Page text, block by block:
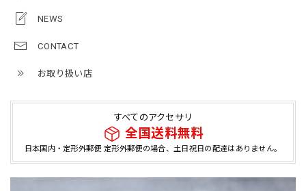
NEWS
CONTACT
お取り扱い店
すべてのアクセサリ
全国送料無料
日本国内・定形外郵便 定形外郵便の場合、土日祝日の配達はありません。